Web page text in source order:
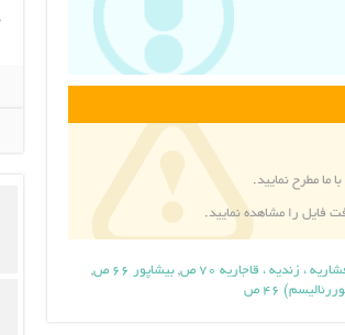
ما مطرح نمایید.
فایل را مشاهده نمایید.
، زندیه ، قاجاریه ۷۰ ص , بيشاپور ۶۶ ص
,
۴۶ ص